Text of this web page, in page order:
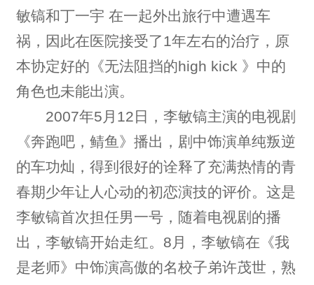
敏镐和丁一宇 在一起外出旅行中遭遇车
祸，因此在医院接受了1年左右的治疗，原
本协定好的《无法阻挡的high kick 》中的
角色也未能出演。
2007年5月12日，李敏镐主演的电视剧
《奔跑吧，鲭鱼》播出，剧中饰演单纯叛逆
的车功灿，得到很好的诠释了充满热情的青
春期少年让人心动的初恋演技的评价。这是
李敏镐首次担任男一号，随着电视剧的播
出，李敏镐开始走红。8月，李敏镐在《我
是老师》中饰演高傲的名校子弟许茂世，熟